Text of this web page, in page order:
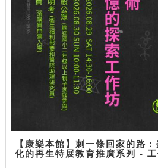
【康樂本館】刺一條回家的路
化的再生特展教育推廣系列 - 工